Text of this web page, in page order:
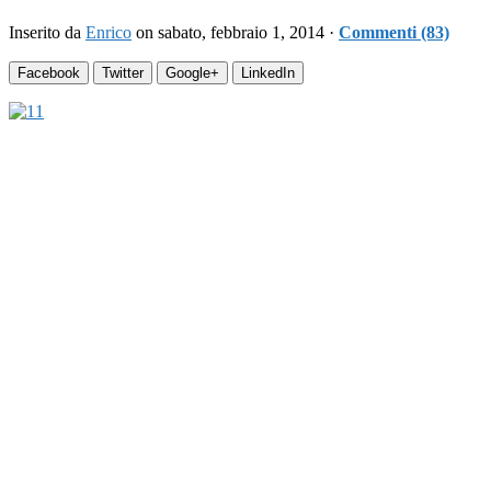
Inserito da Enrico on sabato, febbraio 1, 2014 · Commenti (83)
Facebook Twitter Google+ LinkedIn